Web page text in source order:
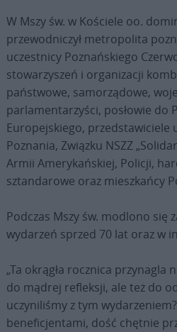
W Mszy św. w Kościele oo.
przewodniczył metropolita
uczestnicy Poznańskiego
stowarzyszeń i organizacji
państwowe, samorządowe,
parlamentarzyści, posłowie do
Europejskiego, przedstawiciele
Poznania, Związku NSZZ
Armii Amerykańskiej, Policji,
sztandarowe oraz mieszkańcy
Podczas Mszy św. modlono się
wydarzeń sprzed 70 lat oraz w
„Ta okrągła rocznica
do mądrej refleksji, ale też do
uczyniliśmy z tym
beneficjentami, dość chętnie